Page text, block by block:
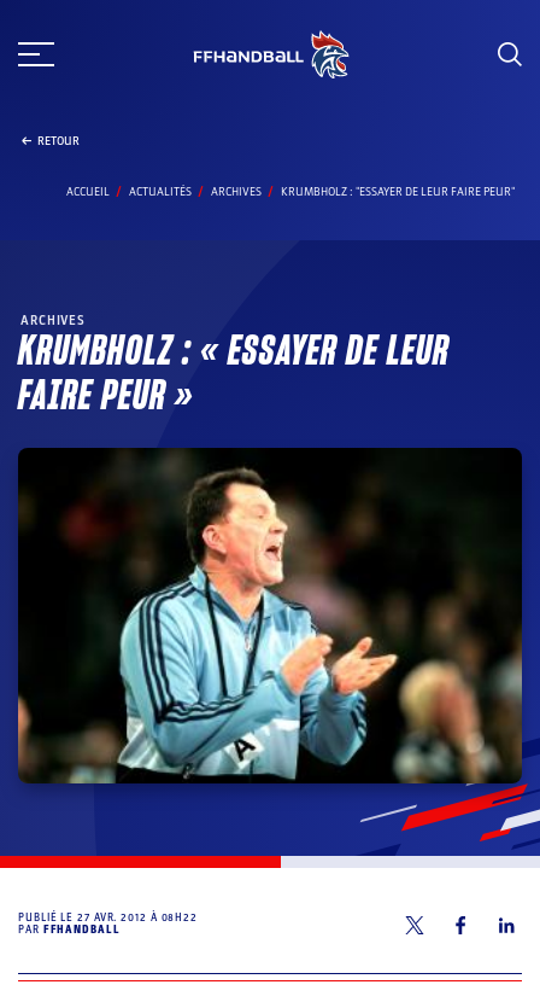
au
RETOUR
ACCUEIL ACTUALITÉS ARCHIVES KRUMBHOLZ : "ESSAYER DE LEUR FAIRE PEUR"
ARCHIVES
KRUMBHOLZ : « ESSAYER DE LEUR
FAIRE PEUR »
PUBLIÉ LE27 AVR. 2012 À 08H22
PAR FFHANDBALL